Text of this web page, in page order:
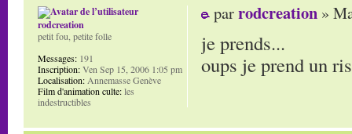
parrodcreation »
je prends...
oups je prend un
rodcreation
petit fou, petite folle
Messages: 191
Inscription:Ven Sep 15, 2006 1:05 pm
Localisation: Annemasse Genève
Film d'animation culte:les
indestructibles